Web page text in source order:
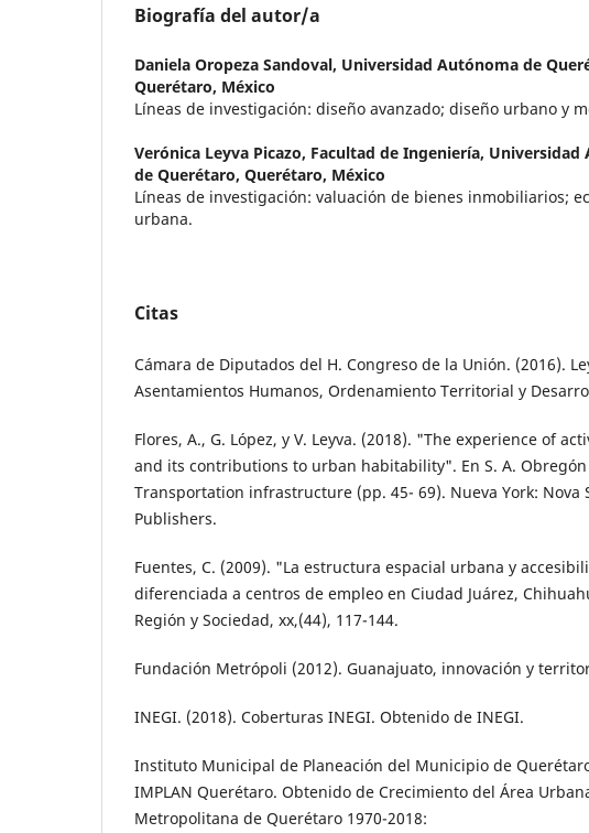
Biografía del autor/a
Daniela Oropeza Sandoval, Universidad Autónoma de
Querétaro, México
Líneas de investigación: diseño avanzado; diseño urbano y
Verónica Leyva Picazo, Facultad de Ingeniería, Universidad
de Querétaro, Querétaro, México
Líneas de investigación: valuación de bienes inmobiliarios;
urbana.
Citas
Cámara de Diputados del H. Congreso de la Unión. (2016).
Asentamientos Humanos, Ordenamiento Territorial y
Flores, A., G. López, y V. Leyva. (2018). "The experience of
and its con­tributions to urban habitability". En S. A. Obregón
Transportation infras­tructure (pp. 45- 69). Nueva York: Nova
Publishers.
Fuentes, C. (2009). "La estructura espacial ur­bana y
diferenciada a centros de empleo en Ciudad Juárez,
Región y Sociedad, xx,(44), 117-144.
Fundación Metrópoli (2012). Guanajuato, in­novación y
INEGI. (2018). Coberturas INEGI. Obtenido de INEGI.
Instituto Municipal de Planeación del Munici­pio de
IMPLAN Querétaro. Obtenido de Crecimiento del Área
Metropolitana de Querétaro 1970-2018: